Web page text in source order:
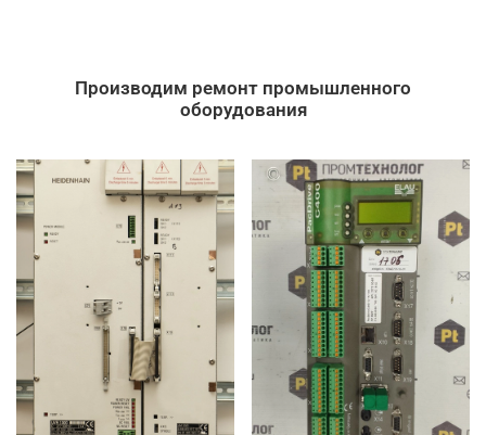
Производим ремонт промышленного
оборудования